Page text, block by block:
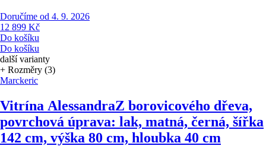
Doručíme od 4. 9. 2026
12 899 Kč
Do košíku
Do košíku
další varianty
+ Rozměry (3)
Marckeric
Vitrína AlessandraZ borovicového dřeva,
povrchová úprava: lak, matná, černá, šířka
142 cm, výška 80 cm, hloubka 40 cm